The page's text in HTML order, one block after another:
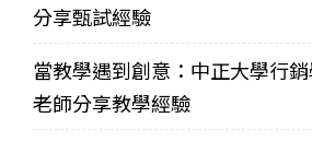
分享甄試經驗
當教學遇到創意：中正大學行
老師分享教學經驗